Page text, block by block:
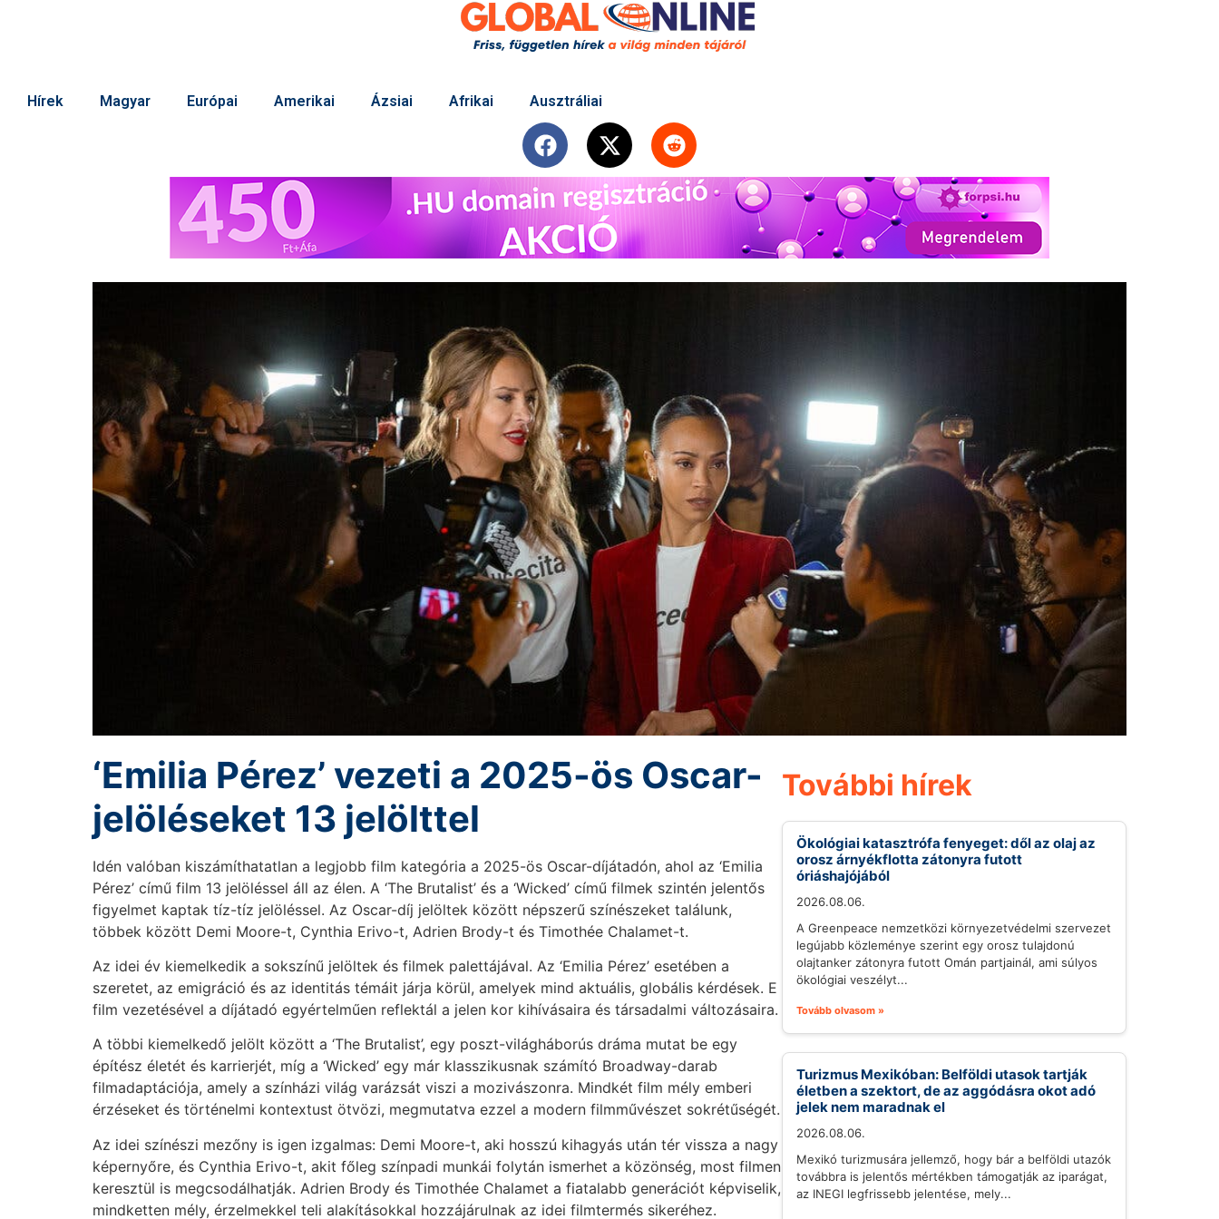
Hírek Magyar Európai Amerikai Ázsiai Afrikai Ausztráliai
‘Emilia Pérez’ vezeti a 2025-ös Oscar-
jelöléseket 13 jelölttel
Idén valóban kiszámíthatatlan a legjobb film kategória a 2025-ös Oscar-díjátadón, ahol az ‘Emilia
Pérez’ című film 13 jelöléssel áll az élen. A ‘The Brutalist’ és a ‘Wicked’ című filmek szintén jelentős
figyelmet kaptak tíz-tíz jelöléssel. Az Oscar-díj jelöltek között népszerű színészeket találunk,
többek között Demi Moore-t, Cynthia Erivo-t, Adrien Brody-t és Timothée Chalamet-t.
Az idei év kiemelkedik a sokszínű jelöltek és filmek palettájával. Az ‘Emilia Pérez’ esetében a
szeretet, az emigráció és az identitás témáit járja körül, amelyek mind aktuális, globális kérdések. E
film vezetésével a díjátadó egyértelműen reflektál a jelen kor kihívásaira és társadalmi változásaira.
A többi kiemelkedő jelölt között a ‘The Brutalist’, egy poszt-világháborús dráma mutat be egy
építész életét és karrierjét, míg a ‘Wicked’ egy már klasszikusnak számító Broadway-darab
filmadaptációja, amely a színházi világ varázsát viszi a mozivászonra. Mindkét film mély emberi
érzéseket és történelmi kontextust ötvözi, megmutatva ezzel a modern filmművészet sokrétűségét.
Az idei színészi mezőny is igen izgalmas: Demi Moore-t, aki hosszú kihagyás után tér vissza a nagy
képernyőre, és Cynthia Erivo-t, akit főleg színpadi munkái folytán ismerhet a közönség, most filmen
keresztül is megcsodálhatják. Adrien Brody és Timothée Chalamet a fiatalabb generációt képviselik,
mindketten mély, érzelmekkel teli alakításokkal hozzájárulnak az idei filmtermés sikeréhez.
További hírek
Ökológiai katasztrófa fenyeget: dől az olaj az
orosz árnyékflotta zátonyra futott
óriáshajójából
2026.08.06.
A Greenpeace nemzetközi környezetvédelmi szervezet
legújabb közleménye szerint egy orosz tulajdonú
olajtanker zátonyra futott Omán partjainál, ami súlyos
ökológiai veszélyt...
Tovább olvasom »
Turizmus Mexikóban: Belföldi utasok tartják
életben a szektort, de az aggódásra okot adó
jelek nem maradnak el
2026.08.06.
Mexikó turizmusára jellemző, hogy bár a belföldi utazók
továbbra is jelentős mértékben támogatják az iparágat,
az INEGI legfrissebb jelentése, mely...